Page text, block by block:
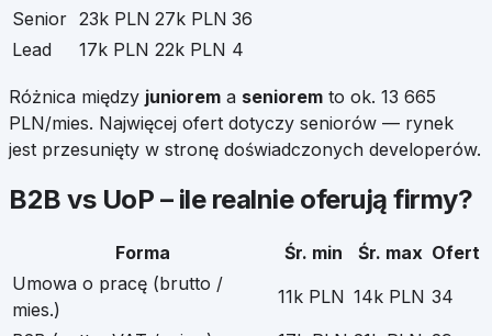
Senior 23k PLN 27k PLN 36
Lead
17k PLN 22k PLN 4
Różnica między juniorem a seniorem to ok. 13 665
PLN/mies. Najwięcej ofert dotyczy seniorów — rynek
jest przesunięty w stronę doświadczonych developerów.
B2B vs UoP – ile realnie oferują firmy?
Forma Śr. min Śr. max Ofert
Umowa o pracę (brutto /
mies.)
11k PLN 14k PLN 34